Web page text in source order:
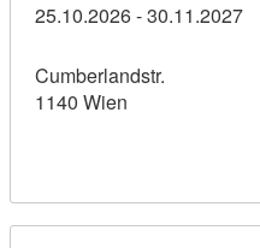
25.10.2026 - 30.11.2027
Cumberlandstr.
1140 Wien